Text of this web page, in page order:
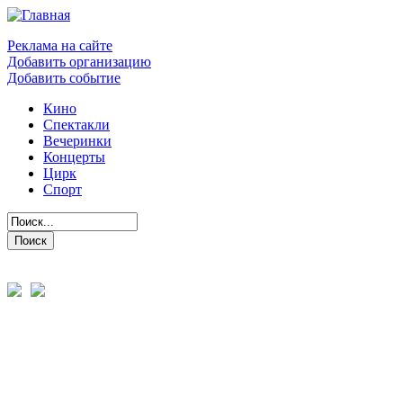
Реклама на сайте
Добавить организацию
Добавить событие
Кино
Спектакли
Вечеринки
Концерты
Цирк
Спорт